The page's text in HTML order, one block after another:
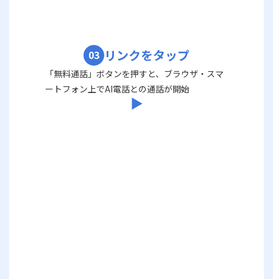
03 リンクをタップ
「無料通話」ボタンを押すと、ブラウザ・スマ
ートフォン上でAI電話との通話が開始